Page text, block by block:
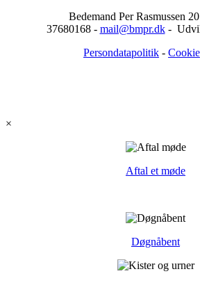
Bedemand Per Rasmussen
37680168 - mail@bmpr.dk-
Persondatapolitik -
×
Aftal et møde
Døgnåbent